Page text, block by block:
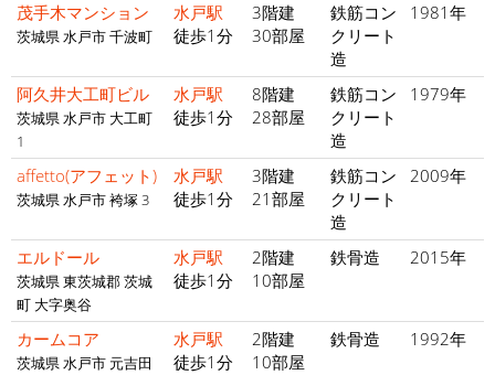
茂手木マンション
茨城県 水戸市 千波町
水戸駅
徒歩1分
3階建
30部屋
鉄筋コン
クリート
造
1981年
阿久井大工町ビル
茨城県 水戸市 大工町
1
水戸駅
徒歩1分
8階建
28部屋
鉄筋コン
クリート
造
1979年
affetto(アフェット)
茨城県 水戸市 袴塚 3
水戸駅
徒歩1分
3階建
21部屋
鉄筋コン
クリート
造
2009年
エルドール
茨城県 東茨城郡 茨城
町 大字奥谷
水戸駅
徒歩1分
2階建
10部屋
鉄骨造 2015年
カームコア
茨城県 水戸市 元吉田
水戸駅
徒歩1分
2階建
10部屋
鉄骨造 1992年